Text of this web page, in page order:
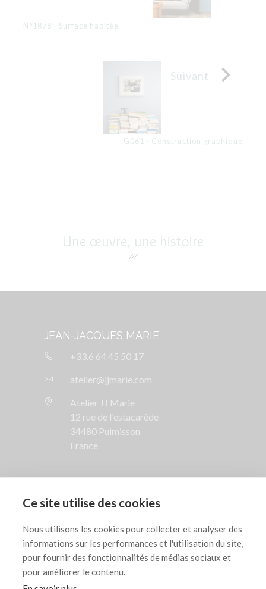
Ce site utilise des cookies
Nous utilisons les cookies pour collecter et analyser des
informations sur les performances et l'utilisation du site,
pour fournir des fonctionnalités de médias sociaux et
pour améliorer le contenu.
N°1878 - Surface habitée
Suivant 
G061 - Construction graphique
Une œuvre, une histoire
JEAN-JACQUES MARIE
+33.6 64 45 50 17
atelier@jjmarie.com
Atelier JJ Marie
12 rue de l'estacarède
34480 Puimisson
France
INFORMATIONS LÉGALES 